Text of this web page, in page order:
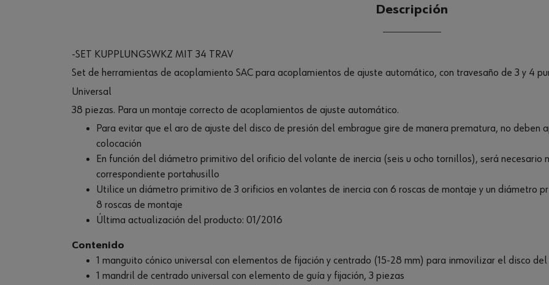
CANTIDAD
Descripción
-SET KUPPLUNGSWKZ MIT 34 TRAV
Set de herramientas de acoplamiento SAC para acoplamientos de ajuste automático, con travesaño de 3 y 4
Universal
38 piezas. Para un montaje correcto de acoplamientos de ajuste automático.
Para evitar que el aro de ajuste del disco de presión del embrague gire de manera prematura, no deben
colocación
En función del diámetro primitivo del orificio del volante de inercia (seis u ocho tornillos), será necesario
correspondiente portahusillo
Utilice un diámetro primitivo de 3 orificios en volantes de inercia con 6 roscas de montaje y un diámetro
8 roscas de montaje
Última actualización del producto: 01/2016
Contenido
1 manguito cónico universal con elementos de fijación y centrado (15-28 mm) para inmovilizar el disco
1 mandril de centrado universal con elemento de guía y fijación, 3 piezas